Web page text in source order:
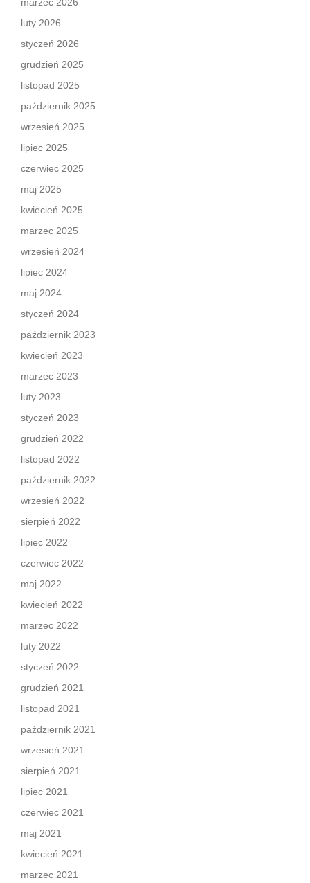
luty 2026
styczeń 2026
grudzień 2025
listopad 2025
październik 2025
wrzesień 2025
lipiec 2025
czerwiec 2025
maj 2025
kwiecień 2025
marzec 2025
wrzesień 2024
lipiec 2024
maj 2024
styczeń 2024
październik 2023
kwiecień 2023
marzec 2023
luty 2023
styczeń 2023
grudzień 2022
listopad 2022
październik 2022
wrzesień 2022
sierpień 2022
lipiec 2022
czerwiec 2022
maj 2022
kwiecień 2022
marzec 2022
luty 2022
styczeń 2022
grudzień 2021
listopad 2021
październik 2021
wrzesień 2021
sierpień 2021
lipiec 2021
czerwiec 2021
maj 2021
kwiecień 2021
marzec 2021